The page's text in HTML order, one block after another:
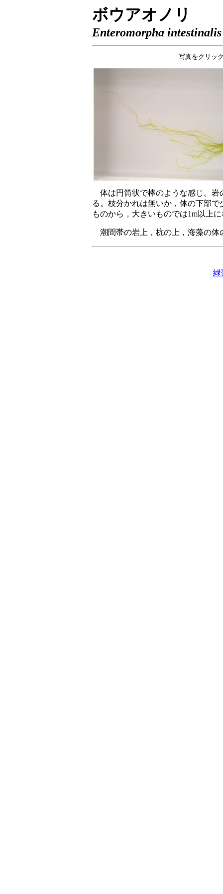
ボウアオノリ
Enteromorpha intestinalis
写真をクリッ
体は円筒状で棒のような感じ。岩
る。枝分かれは無いか，体の下部
ものから，大きいものでは1m以上
潮間帯の岩上，杭の上，海藻の体
緑